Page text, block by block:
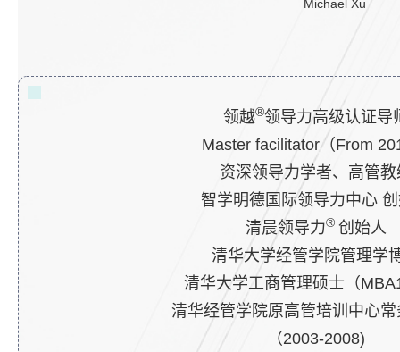
Michael Xu
领越®领导力高级认证导
Master facilitator（From
资深领导力学者、高管教
智学明德国际领导力中心
清晨领导力® 创始人
清华大学经管学院管理学
清华大学工商管理硕士（
清华经管学院原高管培训中心
（2003-2008)